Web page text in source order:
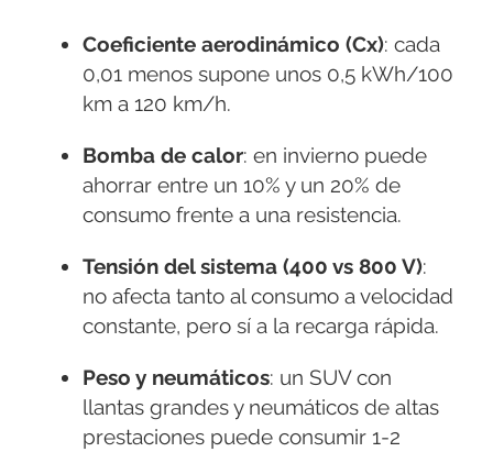
Coeficiente aerodinámico (Cx): cada
0,01 menos supone unos 0,5 kWh/100
km a 120 km/h.
Bomba de calor: en invierno puede
ahorrar entre un 10% y un 20% de
consumo frente a una resistencia.
Tensión del sistema (400 vs 800 V):
no afecta tanto al consumo a velocidad
constante, pero sí a la recarga rápida.
Peso y neumáticos: un SUV con
llantas grandes y neumáticos de altas
prestaciones puede consumir 1-2